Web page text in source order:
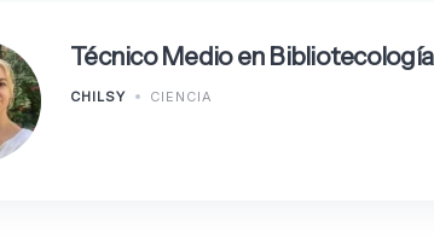
Técnico Medio en Bibliotecología
CHILSY CIENCIA